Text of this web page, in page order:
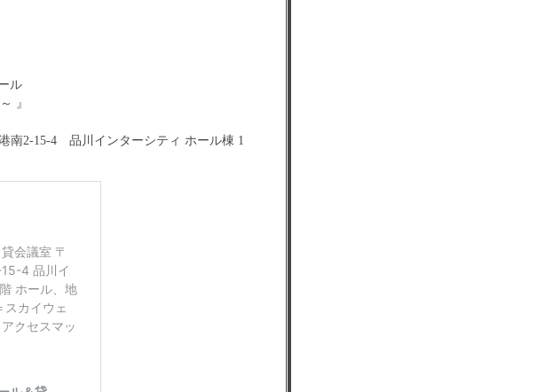
ル
』
南2-15-4 品川インターシティ ホール棟 1